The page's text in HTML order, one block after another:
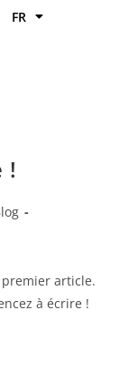
FR
ES
!
premier article.
à écrire !